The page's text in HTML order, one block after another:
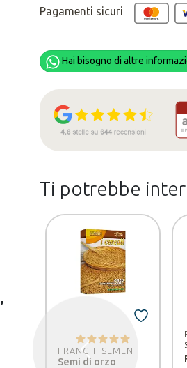
Pagamenti sicuri
Hai bisogno di altre
Ti potrebbe
FRANCHI SEMENTI
Semi di orzo
Precedente